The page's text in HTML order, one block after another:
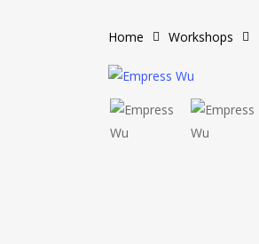
Home Workshops